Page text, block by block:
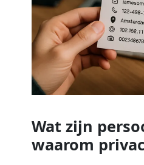
Wat zijn
waarom